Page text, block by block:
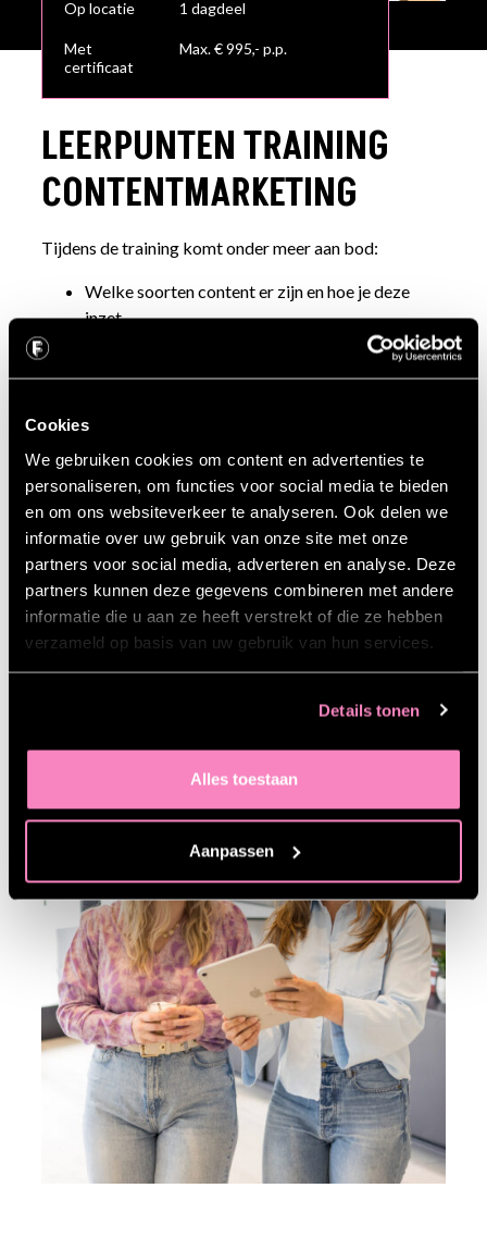
Cookies
We gebruiken cookies om content en advertenties te
personaliseren, om functies voor social media te bieden
en om ons websiteverkeer te analyseren. Ook delen we
informatie over uw gebruik van onze site met onze
partners voor social media, adverteren en analyse. Deze
partners kunnen deze gegevens combineren met andere
informatie die u aan ze heeft verstrekt of die ze hebben
verzameld op basis van uw gebruik van hun services.
Details tonen
Alles toestaan
Aanpassen
Op locatie 1 dagdeel
Met
certificaat
Max. € 995,- p.p.
LEERPUNTEN TRAINING
CONTENTMARKETING
Tijdens de training komt onder meer aan bod:
Welke soorten content er zijn en hoe je deze
inzet.
Het belang van informatie logisch koppelen
Meer weten over deze training?
DOWNLOAD BROCHURE